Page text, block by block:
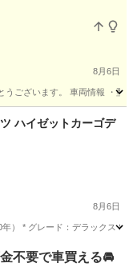
8月6日
うございます。 車両情報 ・
ハイゼットカーゴデ
8月6日
） * グレード：デラックス
不要で車買える🚘